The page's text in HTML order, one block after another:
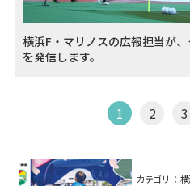
横浜F・マリノスの広報担当が
を発信します。
1 2 3
カテゴリ：